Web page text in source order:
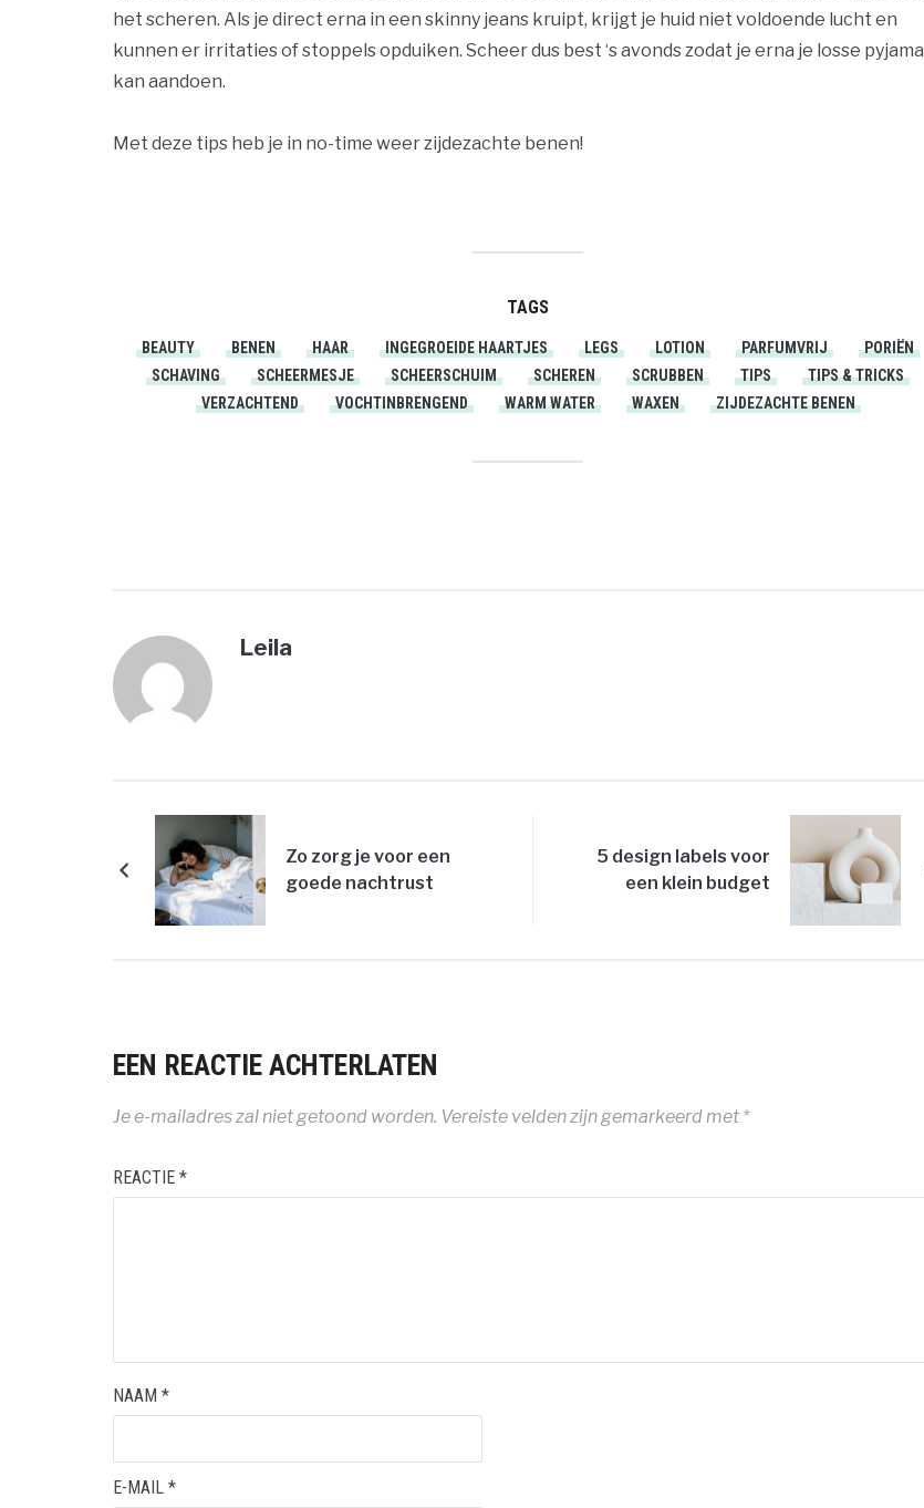
het scheren. Als je direct erna in een skinny jeans kruipt, krijgt je huid niet voldoende lucht en
kunnen er irritaties of stoppels opduiken. Scheer dus best ‘s avonds zodat je erna je losse pyjama
kan aandoen.
Met deze tips heb je in no-time weer zijdezachte benen!
TAGS
BEAUTY BENEN HAAR INGEGROEIDE HAARTJES LEGS LOTION PARFUMVRIJ
PORIËN
SCHAVING
SCHEERMESJE SCHEERSCHUIM SCHEREN SCRUBBEN TIPS
TIPS & TRICKS
VERZACHTEND
VOCHTINBRENGEND WARM WATER WAXEN ZIJDEZACHTE BENEN
Leila
Zo zorg je voor een
goede nachtrust
5 design labels voor
een klein budget
EEN REACTIE ACHTERLATEN
Je e-mailadres zal niet getoond worden. Vereiste velden zijn gemarkeerd met *
REACTIE *
NAAM *
E-MAIL *